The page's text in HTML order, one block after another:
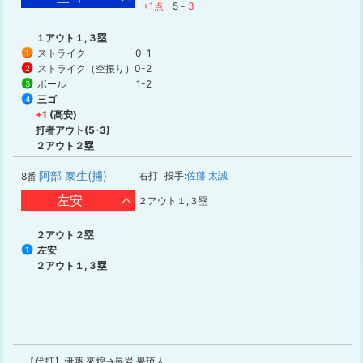
+1点 5 - 3
１アウト１,３塁
1 ストライク 0-1
2 ストライク（空振り） 0-2
3 ボール 1-2
4
三ゴ
+1 (髙安)
打者アウト(5-3)
２アウト２塁
8番 阿部 泰生(捕) 右打 投手:佐藤 太誠
左安 ２アウト１,３塁
２アウト２塁
1
左安
２アウト１,３塁